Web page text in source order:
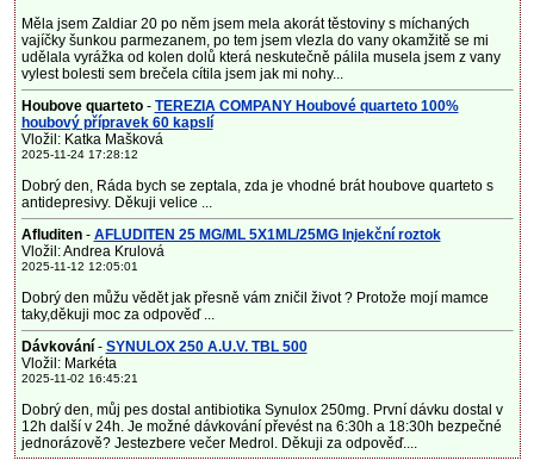
Měla jsem Zaldiar 20 po něm jsem mela akorát těstoviny s míchaných
vajíčky šunkou parmezanem, po tem jsem vlezla do vany okamžitě se mi
udělala vyrážka od kolen dolů která neskutečně pálila musela jsem z vany
vylest bolesti sem brečela cítila jsem jak mi nohy...
Houbove quarteto- TEREZIA COMPANY Houbové quarteto 100%
houbový přípravek 60 kapslí
Vložil: Katka Mašková
2025-11-24 17:28:12
Dobrý den, Ráda bych se zeptala, zda je vhodné brát houbove quarteto s
antidepresivy. Děkuji velice ...
Afluditen- AFLUDITEN 25 MG/ML 5X1ML/25MG Injekční roztok
Vložil: Andrea Krulová
2025-11-12 12:05:01
Dobrý den můžu vědět jak přesně vám zničil život ? Protože mojí mamce
taky,děkuji moc za odpověď ...
Dávkování - SYNULOX 250 A.U.V. TBL 500
Vložil: Markéta
2025-11-02 16:45:21
Dobrý den, můj pes dostal antibiotika Synulox 250mg. První dávku dostal v
12h další v 24h. Je možné dávkování převést na 6:30h a 18:30h bezpečné
jednorázově? Jestezbere večer Medrol. Děkuji za odpověď....